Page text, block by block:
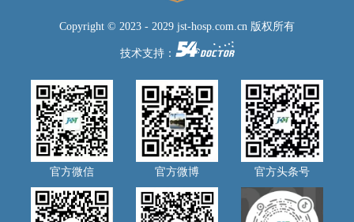
Copyright © 2023 - 2029 jst-hosp.com.cn 版权所有
技术支持：
官方微信 官方微博 官方头条号